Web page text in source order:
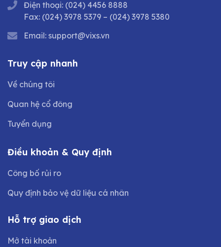
Điện thoại: (024) 4456 8888
Fax: (024) 3978 5379 – (024) 3978 5380
Email: support@vixs.vn
Truy cập nhanh
Về chúng tôi
Quan hệ cổ đông
Tuyển dụng
Điều khoản & Quy định
Công bố rủi ro
Quy định bảo vệ dữ liệu cá nhân
Hỗ trợ giao dịch
Mở tài khoản